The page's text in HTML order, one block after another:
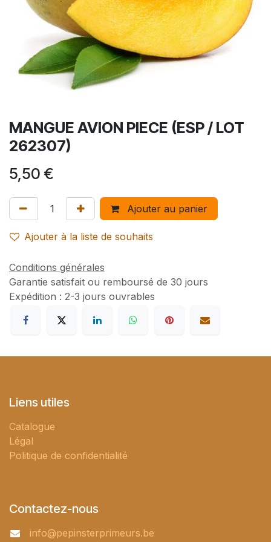
MANGUE AVION PIECE (ESP / LOT
262307)
5,50 €
Ajouter au panier
Ajouter à la liste de souhaits
Conditions générales
Garantie satisfait ou remboursé de 30 jours
Expédition : 2-3 jours ouvrables
Liens utiles
Catalogue
Légal
Politique de confidentialité
Contactez-nous
info@pepinsterprimeurs.be